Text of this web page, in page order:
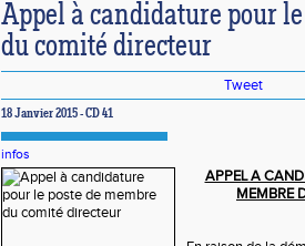
Appel à candidature pour
du comité directeur
Tweet
18 Janvier 2015 - CD 41
infos
APPEL A
MEMBRE